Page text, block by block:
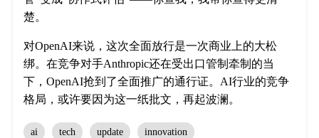
楚。
对OpenAI来说，这次全面放行是一次商业上的大松
绑。在竞争对手Anthropic还在受出口管制牵制的当
下，OpenAI抢到了全面推广的通行证。AI行业的竞争
格局，或许要因为这一纸批文，再起波澜。
ai tech update innovation